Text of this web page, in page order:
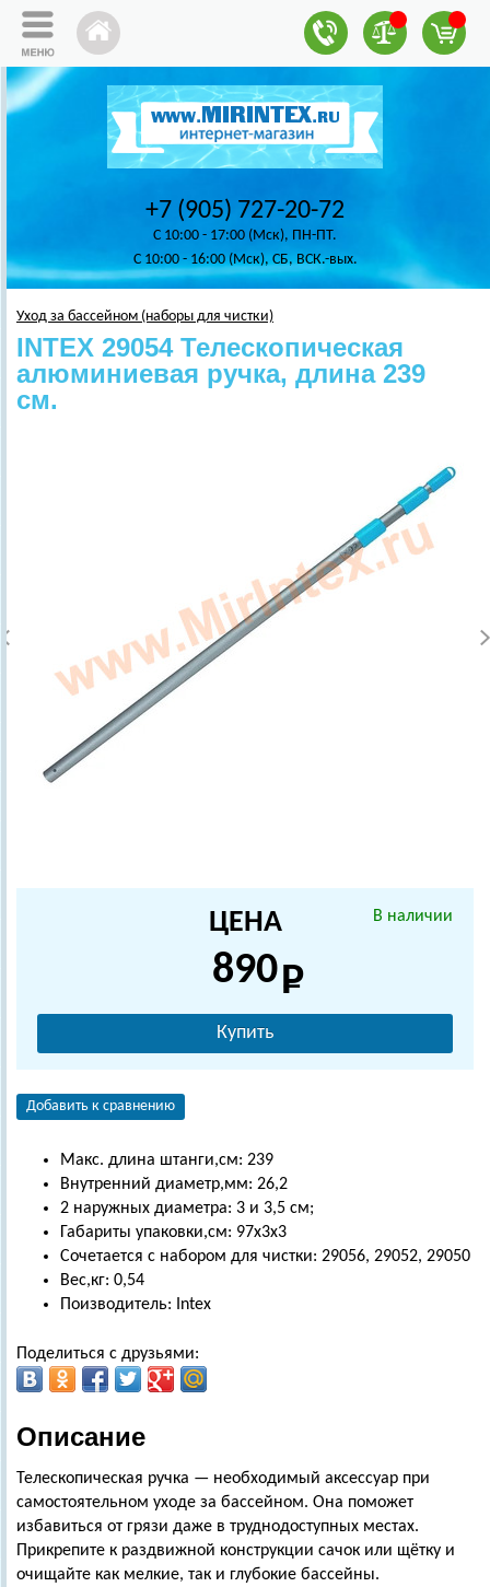
+7 (905) 727-20-72
C 10:00 - 17:00 (Мск), ПН-ПТ.
C 10:00 - 16:00 (Мск), СБ, ВСК.-вых.
Уход за бассейном (наборы для чистки)
INTEX 29054 Телескопическая
алюминиевая ручка, длина 239
см.
В наличии
ЦЕНА
890
Купить
Добавить к сравнению
Макс. длина штанги,см: 239
Внутренний диаметр,мм: 26,2
2 наружных диаметра: 3 и 3,5 см;
Габариты упаковки,см: 97х3х3
Сочетается с набором для чистки: 29056, 29052, 29050
Вес,кг: 0,54
Поизводитель: Intex
Поделиться с друзьями:
Описание
Телескопическая ручка — необходимый аксессуар при
самостоятельном уходе за бассейном. Она поможет
избавиться от грязи даже в труднодоступных местах.
Прикрепите к раздвижной конструкции сачок или щётку и
очищайте как мелкие, так и глубокие бассейны.